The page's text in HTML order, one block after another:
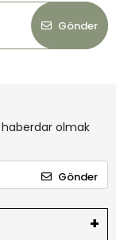
Gönder
olmak
Gönder